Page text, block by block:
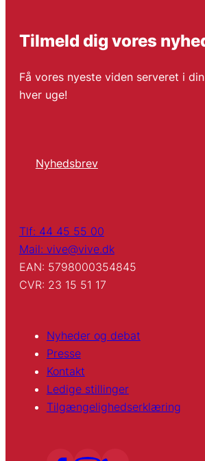
Tilmeld dig vores
Få vores nyeste viden serveret i
hver uge!
Nyhedsbrev
Tlf: 44 45 55 00
Mail: vive@vive.dk
EAN: 5798000354845
CVR: 23 15 51 17
Nyheder og debat
Presse
Kontakt
Ledige stillinger
Tilgængelighedserklæring